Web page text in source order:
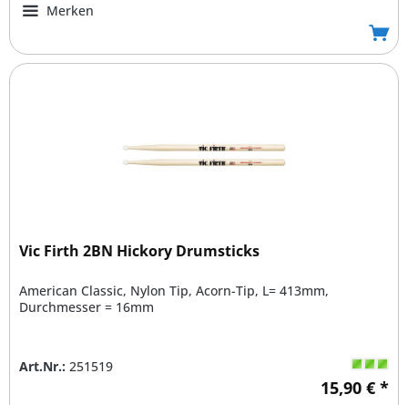
Merken
Vic Firth 2BN Hickory Drumsticks
American Classic, Nylon Tip, Acorn-Tip, L= 413mm,
Durchmesser = 16mm
Art.Nr.: 251519
15,90 € *